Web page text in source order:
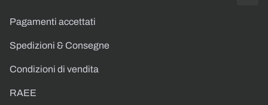
Pagamenti accettati
Spedizioni & Consegne
Condizioni di vendita
RAEE